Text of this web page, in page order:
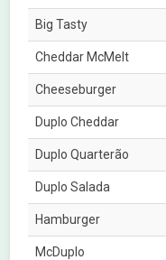
Big Tasty
Cheddar McMelt
Cheeseburger
Duplo Cheddar
Duplo Quarterão
Duplo Salada
Hamburger
McDuplo